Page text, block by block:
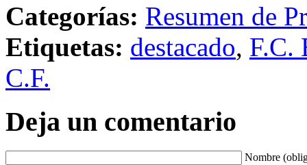
Categorías: Resumen de
Etiquetas: destacado, F.C.
C.F.
Deja un comentario
Nombre